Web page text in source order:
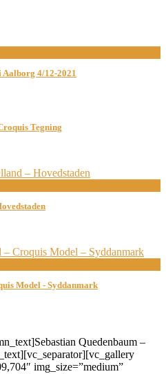
4/12-2021
Tegning
Model - Syddanmark
Quedenbaum –
img_size=”medium”